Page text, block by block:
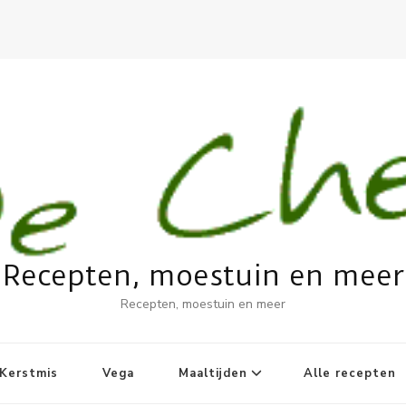
Recepten, moestuin en meer
Recepten, moestuin en meer
Vega Maaltijden Alle recepten